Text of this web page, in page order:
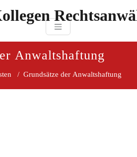
Döhl & Kollegen
Anwaltshaftung
/ Grundsätze der Anwaltshaftung